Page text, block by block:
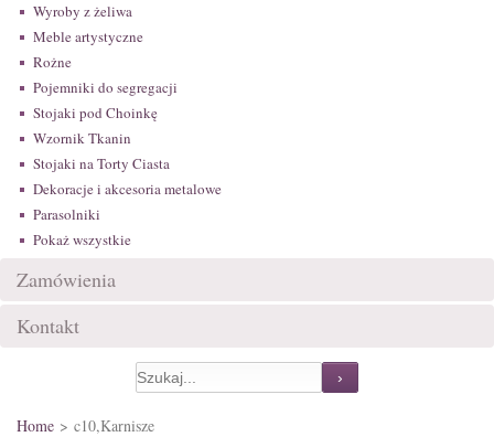
Wyroby z żeliwa
Meble artystyczne
Rożne
Pojemniki do segregacji
Stojaki pod Choinkę
Wzornik Tkanin
Stojaki na Torty Ciasta
Dekoracje i akcesoria metalowe
Parasolniki
Pokaż wszystkie
Zamówienia
Kontakt
Home > c10,Karnisze